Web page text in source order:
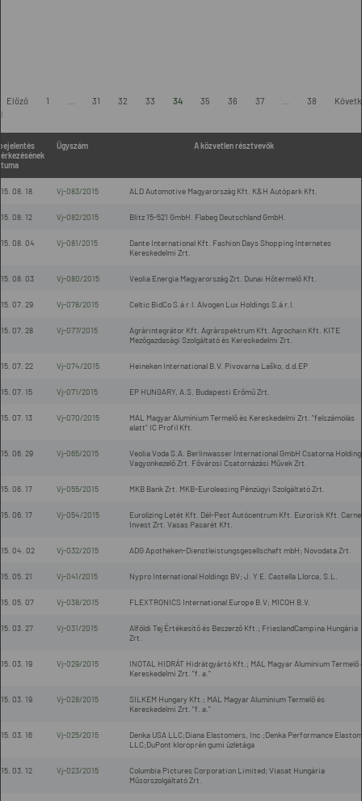
Előző 1 31 32 33 34 35 36 37 38
Ügyszám A közvetlen résztvevők
08. 18 Vj-083/2015 ALD Automotive Magyarország Kft. K&H Autópark Kft.
08. 12 Vj-082/2015 Blitz 15-521 GmbH. Flabeg Deutschland GmbH.
08. 04 Vj-081/2015
Dante International Kft. Fashion Days Shopping Internetes
Kereskedelmi Zrt.
08. 03 Vj-080/2015 Veolia Energia Magyarország Zrt. Dunai Hőtermelő Kft.
07. 29 Vj-078/2015 Celtic BidCo S.á r.l. Alvogen Lux Holdings S.á r.l.
07. 28 Vj-077/2015
Agrárintegrátor Kft. Agrárspektrum Kft. Agrochain Kft. KITE
Mezőgazdasági Szolgáltató és Kereskedelmi Zrt.
07. 22 Vj-074/2015 Heineken International B.V. Pivovarna Laško, d.d.EP
07. 15 Vj-071/2015 EP HUNGARY, A.S. Budapesti Erőmű Zrt.
07. 13 Vj-070/2015
MAL Magyar Alumínium Termelő és Kereskedelmi Zrt. "felszámolás
alatt" IC Profil Kft.
06. 29 Vj-065/2015
Veolia Voda S.A. Berlinwasser International GmbH Csatorna Holding
Vagyonkezelő Zrt. Fővárosi Csatornázási Művek Zrt.
06. 17 Vj-055/2015 MKB Bank Zrt. MKB-Euroleasing Pénzügyi Szolgáltató Zrt.
06. 17 Vj-054/2015
Eurolízing Letét Kft. Dél-Pest Autócentrum Kft. Eurorisk Kft.
Invest Zrt. Vasas Pasarét Kft.
04. 02 Vj-032/2015 ADG Apotheken-Dienstleistungsgesellschaft mbH; Novodata Zrt.
05. 21 Vj-041/2015 Nypro International Holdings BV; J. Y E. Castella Llorca, S.L.
05. 07 Vj-038/2015 FLEXTRONICS International Europe B.V; MICOH B.V.
03. 27 Vj-031/2015
Alföldi Tej Értékesítő és Beszerző Kft.; FrieslandCampina Hungária
Zrt.
03. 19 Vj-029/2015
INOTAL HIDRÁT Hidrátgyártó Kft.; MAL Magyar Alumínium Termelő
Kereskedelmi Zrt. "f. a."
03. 19 Vj-028/2015
SILKEM Hungary Kft.; MAL Magyar Alumínium Termelő és
Kereskedelmi Zrt. "f. a."
03. 16 Vj-025/2015
Denka USA LLC;Diana Elastomers, Inc.;Denka Performance
LLC;DuPont kloroprén gumi üzletága
03. 12 Vj-023/2015
Columbia Pictures Corporation Limited; Viasat Hungária
Műsorszolgáltató Zrt.